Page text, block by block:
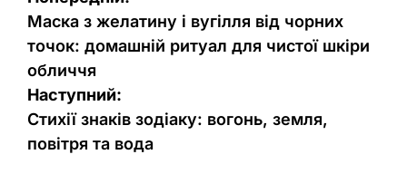
записів
Маска з желатину і вугілля від чорних
точок: домашній ритуал для чистої шкіри
обличчя
Наступний:
Стихії знаків зодіаку: вогонь, земля,
повітря та вода